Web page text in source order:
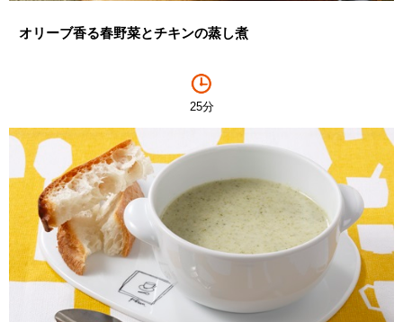
オリーブ香る春野菜とチキンの蒸し煮
25分